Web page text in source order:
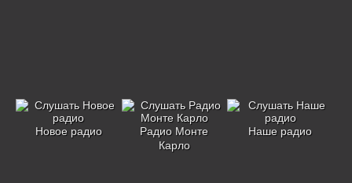
Новое радио
Радио Монте
Карло
Наше радио